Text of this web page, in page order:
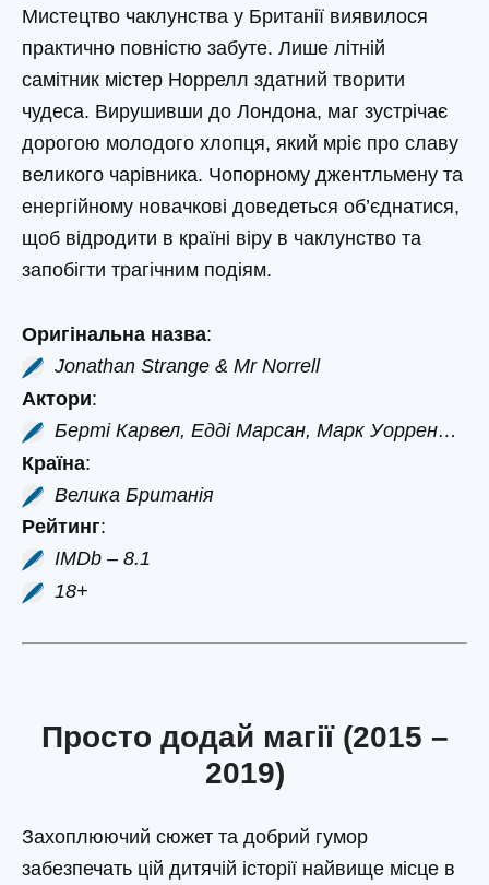
Мистецтво чаклунства у Британії виявилося
практично повністю забуте. Лише літній
самітник містер Норрелл здатний творити
чудеса. Вирушивши до Лондона, маг зустрічає
дорогою молодого хлопця, який мріє про славу
великого чарівника. Чопорному джентльмену та
енергійному новачкові доведеться об’єднатися,
щоб відродити в країні віру в чаклунство та
запобігти трагічним подіям.
Оригінальна назва:
Jonathan Strange & Mr Norrell
Актори:
Берті Карвел, Едді Марсан, Марк Уоррен…
Країна:
Велика Британія
Рейтинг:
IMDb – 8.1
18+
Просто додай магії (2015 –
2019)
Захоплюючий сюжет та добрий гумор
забезпечать цій дитячій історії найвище місце в